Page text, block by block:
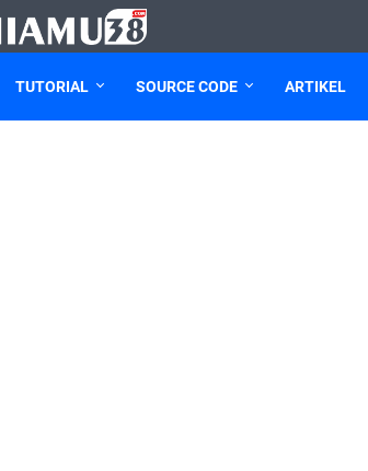
TUTORIAL SOURCE CODE ARTIKEL